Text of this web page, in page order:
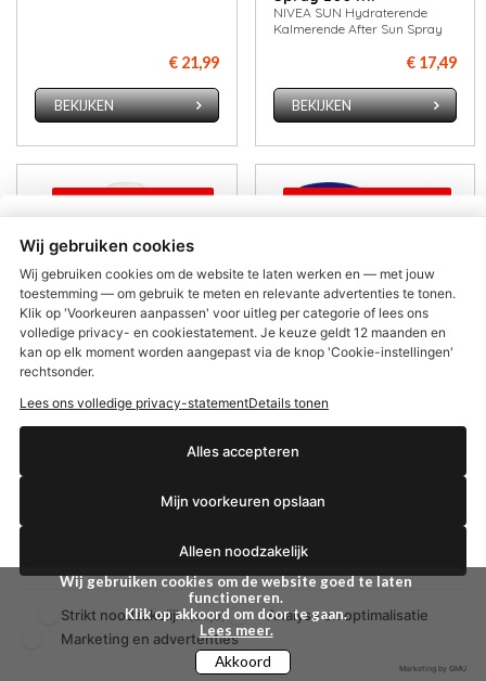
€ 21,99
BEKIJKEN
NIVEA SUN Hydraterende
Kalmerende After Sun Spray
€ 17,49
BEKIJKEN
€ 32,99
BEKIJKEN
Play Zonnecrème -
€ 25,99
BEKIJKEN
Wij gebruiken cookies om de website goed te laten
functioneren.
Klik op akkoord om door te gaan.
Lees meer.
Akkoord
Wij gebruiken cookies
Wij gebruiken cookies om de website te laten werken en — met jouw
toestemming — om gebruik te meten en relevante advertenties te tonen.
Klik op 'Voorkeuren aanpassen' voor uitleg per categorie of lees ons
volledige privacy- en cookiestatement. Je keuze geldt 12 maanden en
kan op elk moment worden aangepast via de knop 'Cookie-instellingen'
rechtsonder.
Lees ons volledige privacy-statementDetails tonen
Alles accepteren
Mijn voorkeuren opslaan
Alleen noodzakelijk
Strikt noodzakelijk(altijd)
Analyse en optimalisatie
Marketing en advertenties
Marketing by GMU
€2,50 korting?
Ja, ik wil korting